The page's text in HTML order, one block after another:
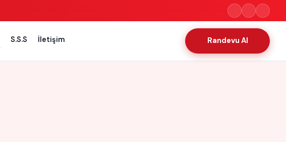
S.S.S İletişim Randevu Al